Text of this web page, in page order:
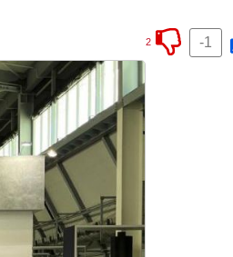
-1
2